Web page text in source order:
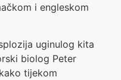
i engleskom
uginulog kita
biolog Peter
tijekom